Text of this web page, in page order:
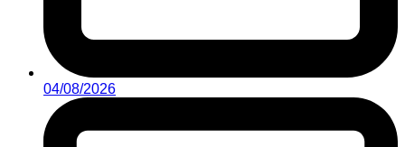
04/08/2026